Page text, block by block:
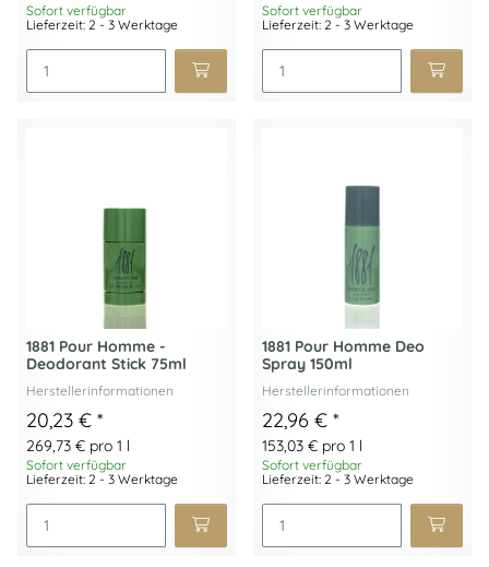
Sofort verfügbar
Lieferzeit: 2 - 3 Werktage
Sofort verfügbar
Lieferzeit: 2 - 3 Werktage
1881 Pour Homme -
Deodorant Stick 75ml
Herstellerinformationen
20,23 € *
269,73 € pro 1 l
Sofort verfügbar
Lieferzeit: 2 - 3 Werktage
1881 Pour Homme Deo
Spray 150ml
Herstellerinformationen
22,96 € *
153,03 € pro 1 l
Sofort verfügbar
Lieferzeit: 2 - 3 Werktage